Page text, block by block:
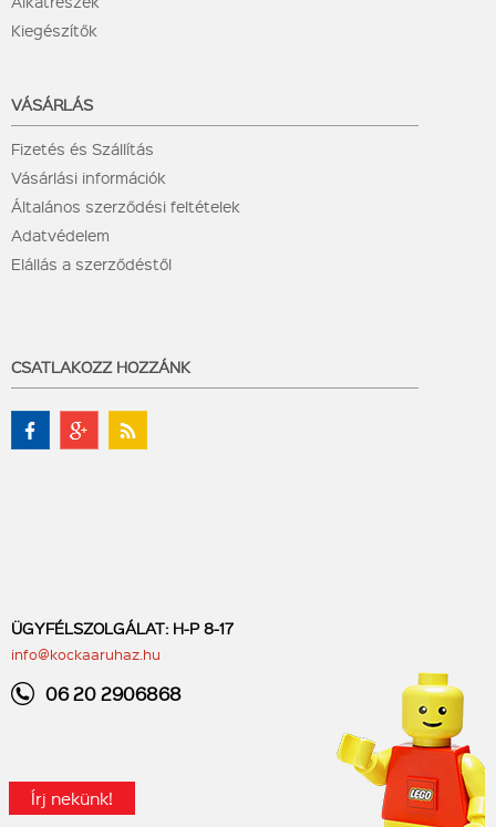
Kiegészítők
VÁSÁRLÁS
Fizetés és Szállítás
Vásárlási információk
Általános szerződési feltételek
Adatvédelem
Elállás a szerződéstől
CSATLAKOZZ HOZZÁNK
ÜGYFÉLSZOLGÁLAT: H-P 8-17
info@kockaaruhaz.hu
06 20 2906868
Írj nekünk!